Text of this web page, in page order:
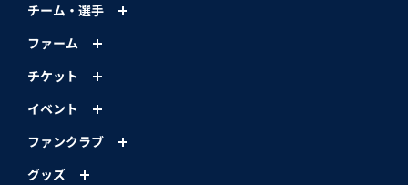
チーム・選手
ファーム
チケット
イベント
ファンクラブ
グッズ